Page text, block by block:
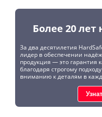
Более 20
За два десятилетия
лидер в обеспечении
продукция — это гарантия
благодаря строгому
вниманию к деталям в